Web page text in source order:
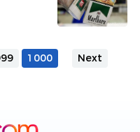
1000 Next